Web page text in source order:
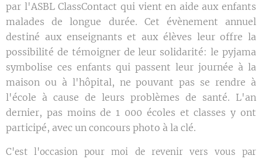
par l'ASBL ClassContact qui vient en aide aux enfants
malades de longue durée. Cet évènement annuel
destiné aux enseignants et aux élèves leur offre la
possibilité de témoigner de leur solidarité: le pyjama
symbolise ces enfants qui passent leur journée à la
maison ou à l'hôpital, ne pouvant pas se rendre à
l'école à cause de leurs problèmes de santé. L'an
dernier, pas moins de 1 000 écoles et classes y ont
participé, avec un concours photo à la clé.
C'est l'occasion pour moi de revenir vers vous par